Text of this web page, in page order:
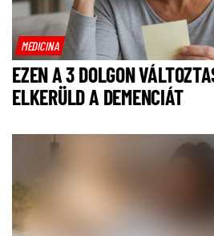
MEDICINA
EZEN A 3 DOLGON
ELKERÜLD A DEMENCIÁT